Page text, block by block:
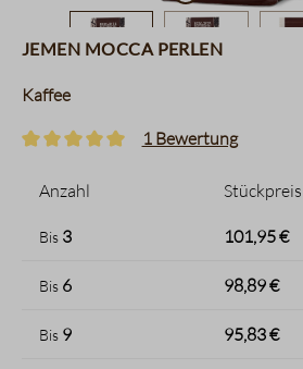
Jemen Mocca Perlen
Kaffee
1 Bewertung
Anzahl Stückpreis
Bis 3 101,95 €
Bis 6 98,89 €
Bis 9 95,83 €